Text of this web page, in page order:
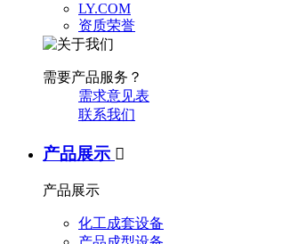
LY.COM
资质荣誉
需要产品服务？
需求意见表
联系我们
产品展示 
产品展示
化工成套设备